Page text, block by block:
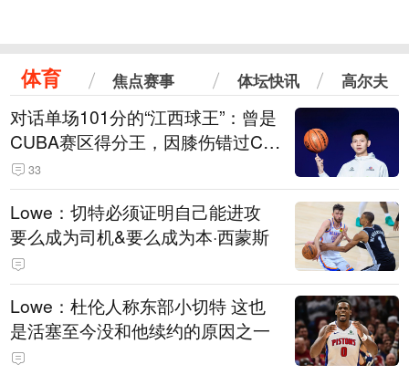
体育 焦点赛事 体坛快讯 高尔夫
对话单场101分的“江西球王”：曾是
CUBA赛区得分王，因膝伤错过CB
A选秀
33
Lowe：切特必须证明自己能进攻
要么成为司机&要么成为本·西蒙斯
Lowe：杜伦人称东部小切特 这也
是活塞至今没和他续约的原因之一